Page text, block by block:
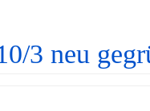
3 neu